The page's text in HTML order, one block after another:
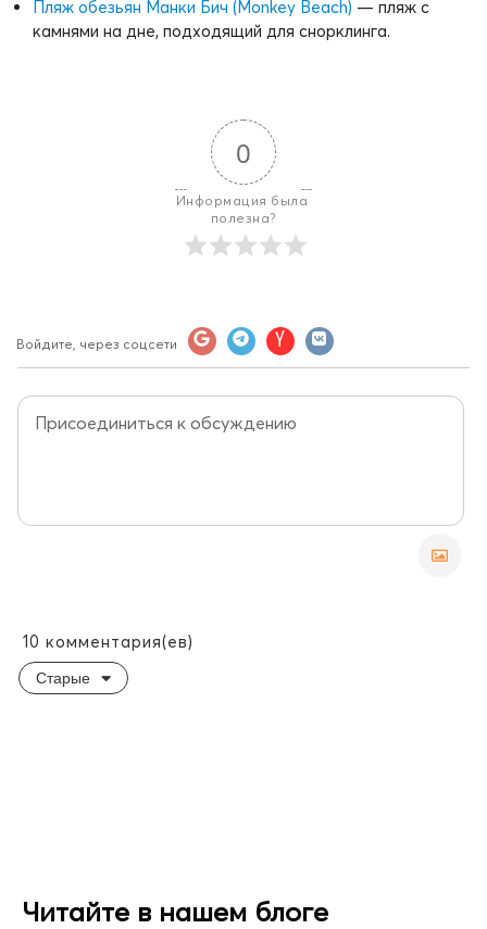
Пляж обезьян Манки Бич (Monkey Beach) — пляж с
камнями на дне, подходящий для снорклинга.
0
Информация была
полезна?
Войдите, через соцсети
10 комментария(ев)
Старые
Читайте в нашем блоге